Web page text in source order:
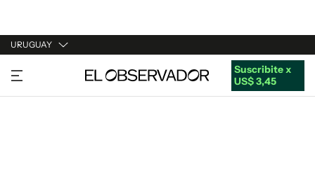
URUGUAY
URUGUAY
ARGENTINA
Suscribite x
US$ 3,45